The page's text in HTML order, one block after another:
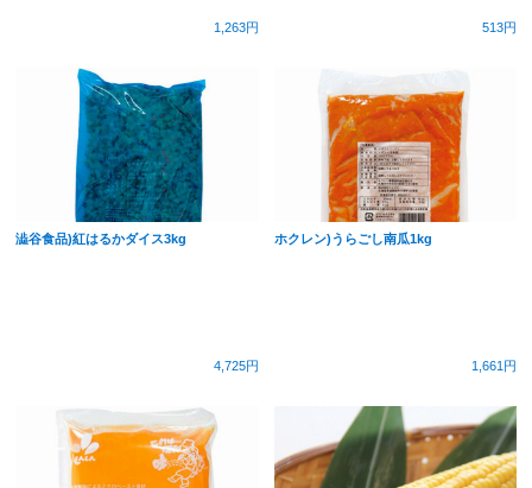
1,263円 513円
澁谷食品)紅はるかダイス3kg
4,725円
ホクレン)うらごし南瓜1kg
1,661円